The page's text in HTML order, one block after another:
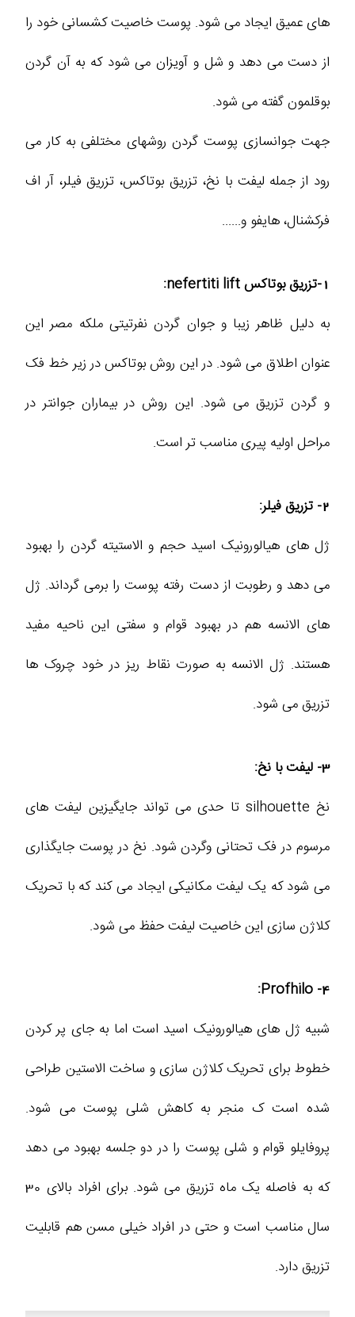
های عمیق ایجاد می شود. پوست خاصیت کشسانی خود را
از دست می دهد و شل و آویزان می شود که به آن گردن
بوقلمون گفته می شود.
جهت جوانسازی پوست گردن روشهای مختلفی به کار می
رود از جمله لیفت با نخ، تزریق بوتاکس، تزریق فیلر، آر اف
فرکشنال، هایفو و......
1-تزریق بوتاکس nefertiti lift:
به دلیل ظاهر زیبا و جوان گردن نفرتیتی ملکه مصر این
عنوان اطلاق می شود. در این روش بوتاکس در زیر خط فک
و گردن تزریق می شود. این روش در بیماران جوانتر در
مراحل اولیه پیری مناسب تر است.
2- تزریق فیلر:
ژل های هیالورونیک اسید حجم و الاستیته گردن را بهبود
می دهد و رطوبت از دست رفته پوست را برمی گرداند. ژل
های الانسه هم در بهبود قوام و سفتی این ناحیه مفید
هستند. ژل الانسه به صورت نقاط ریز در خود چروک ها
تزریق می شود.
3- لیفت با نخ:
نخ silhouette تا حدی می تواند جایگیزین لیفت های
مرسوم در فک تحتانی وگردن شود. نخ در پوست جایگذاری
می شود که یک لیفت مکانیکی ایجاد می کند که با تحریک
کلاژن سازی این خاصیت لیفت حفظ می شود.
4- Profhilo:
شبیه ژل های هیالورونیک اسید است اما به جای پر کردن
خطوط برای تحریک کلاژن سازی و ساخت الاستین طراحی
شده است ک منجر به کاهش شلی پوست می شود.
پروفایلو قوام و شلی پوست را در دو جلسه بهبود می دهد
که به فاصله یک ماه تزریق می شود. برای افراد بالای 30
سال مناسب است و حتی در افراد خیلی مسن هم قابلیت
تزریق دارد.